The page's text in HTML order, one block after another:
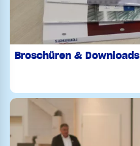
Broschüren & Downloads